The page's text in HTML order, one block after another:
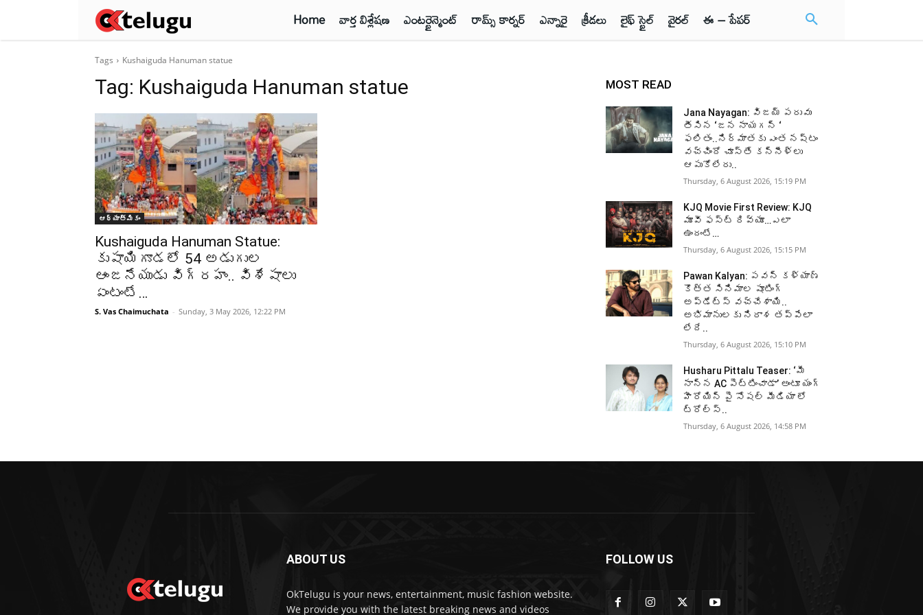
Home వార్త విశ్లేషణ ఎంటర్టైన్మెంట్ రామ్స్ కార్నర్ ఎన్నారై క్రీడలు లైఫ్ స్టైల్ వైరల్ ఈ – పేపర్
Tags Kushaiguda Hanuman statue
Tag: Kushaiguda Hanuman statue
ఆధ్యాత్మికం
Kushaiguda Hanuman Statue:
కుషాయిగూడలో 54 అడుగుల
ఆంజనేయుడు విగ్రహం.. విశేషాలు
ఏంటంటే…
S. Vas Chaimuchata - Sunday, 3 May 2026, 12:22 PM
MOST READ
Jana Nayagan: విజయ్ పరువు
తీసిన ‘జన నాయగన్ ‘
ఫలితం..నిర్మాతకు ఎంత నష్టం
వచ్చిందో చూస్తే కన్నీళ్లు
ఆపుకోలేరు..
Thursday, 6 August 2026, 15:19 PM
KJQ Movie First Review: KJQ
మూవీ ఫస్ట్ రివ్యూ…ఎలా
ఉందంటే…
Thursday, 6 August 2026, 15:15 PM
Pawan Kalyan: పవన్ కళ్యాణ్
కొత్త సినిమాల షూటింగ్
అప్డేట్స్ వచ్చేశాయి..
అభిమానులకు నిరాశ తప్పేలా
లేదే..
Thursday, 6 August 2026, 15:10 PM
Husharu Pittalu Teaser: ‘మీ
నాన్న AC పెట్టించాడా’ అంటూ యంగ్
హీరోయిన్ పై సోషల్ మీడియా లో
ట్రోల్స్..
Thursday, 6 August 2026, 14:58 PM
ABOUT US
OkTelugu is your news, entertainment, music fashion website.
We provide you with the latest breaking news and videos
FOLLOW US